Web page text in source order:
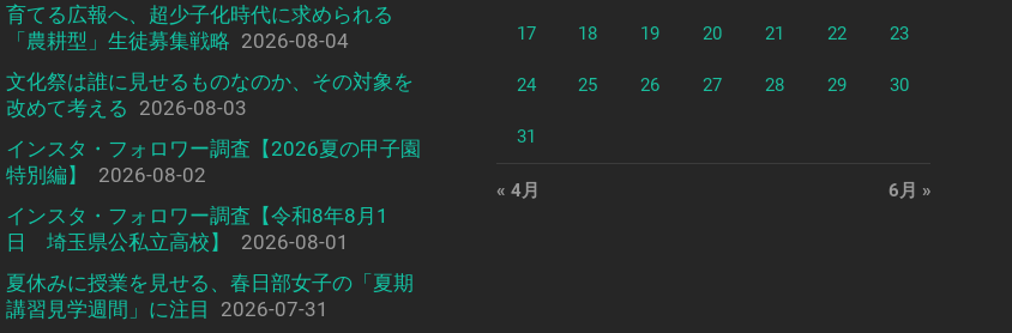
育てる広報へ、超少子化時代に求められる
「農耕型」生徒募集戦略 2026-08-04
文化祭は誰に見せるものなのか、その対象を
改めて考える 2026-08-03
インスタ・フォロワー調査【2026夏の甲子園
特別編】
2026-08-02
インスタ・フォロワー調査【令和8年8月1
日 埼玉県公私立高校】
2026-08-01
夏休みに授業を見せる、春日部女子の「夏期
講習見学週間」に注目
2026-07-31
17 18 19 20 21 22 23
24 25 26 27 28 29 30
31
« 4月 6月 »